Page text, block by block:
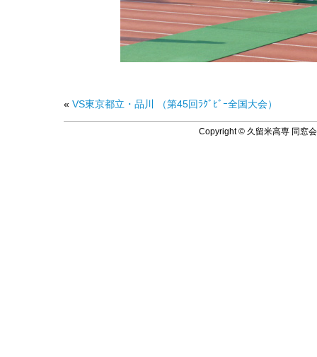
« VS東京都立・品川 （第45回ﾗｸﾞﾋﾞｰ全国大会）
Copyright © 久留米高専 同窓